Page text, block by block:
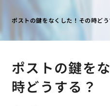
ポストの鍵をなくした！その時どう
ポストの鍵を
時どうする？